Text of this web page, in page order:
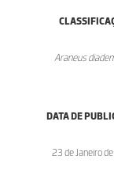
Araneus
DATA DE
23 de Janeiro